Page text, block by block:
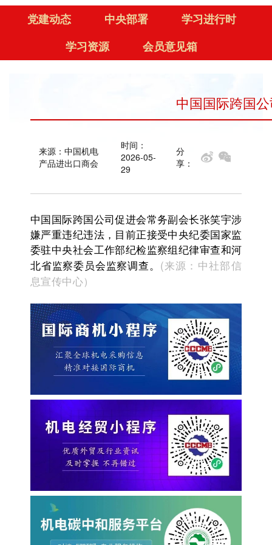
党建动态 中央部署
学习进行时
学习资源
会员意见箱
中国国际跨国
来源：中国机电
产品进出口商会
时间：
2026-05-
29
分
享：
中国国际跨国公司促进会常务副会长张笑宇涉
嫌严重违纪违法，目前正接受中央纪委国家监
委驻中央社会工作部纪检监察组纪律审查和河
北省监察委员会监察调查。 (来源： 中社部信
息宣传中心）